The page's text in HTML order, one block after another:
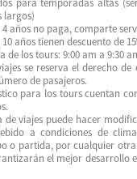
para temporadas altas
largos)
años no paga, comparte
años tienen descuento de
de los tours: 9:00 am a 9:30
se reserva el derecho
de pasajeros.
para los tours cuentan
de viajes puede hacer
a condiciones de
o partida, por cualquier
el mejor desarrollo